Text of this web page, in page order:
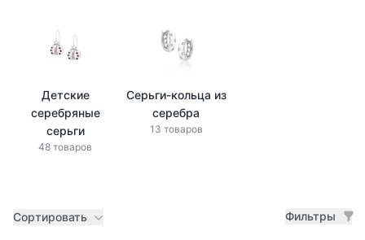
Детские
серебряные
серьги
48 товаров
Серьги-кольца из
серебра
13 товаров
Сортировать Фильтры